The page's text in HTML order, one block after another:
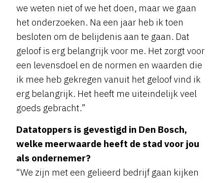
we weten niet of we het doen, maar we gaan
het onderzoeken. Na een jaar heb ik toen
besloten om de belijdenis aan te gaan. Dat
geloof is erg belangrijk voor me. Het zorgt voor
een levensdoel en de normen en waarden die
ik mee heb gekregen vanuit het geloof vind ik
erg belangrijk. Het heeft me uiteindelijk veel
goeds gebracht.”
Datatoppers is gevestigd in Den Bosch,
welke meerwaarde heeft de stad voor jou
als ondernemer?
“We zijn met een gelieerd bedrijf gaan kijken